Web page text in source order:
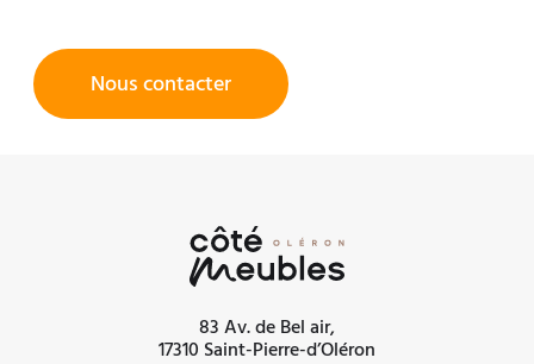
Nous contacter
83 Av. de Bel air,
17310 Saint-Pierre-d’Oléron